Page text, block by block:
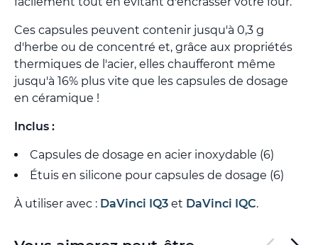
Ces capsules peuvent contenir jusqu'à 0,3 g
d'herbe ou de concentré et, grâce aux propriétés
thermiques de l'acier, elles chaufferont même
jusqu'à 16% plus vite que les capsules de dosage
en céramique !
Inclus :
Capsules de dosage en acier inoxydable (6)
Étuis en silicone pour capsules de dosage (6)
À utiliser avec : DaVinci IQ3 et DaVinci IQC.